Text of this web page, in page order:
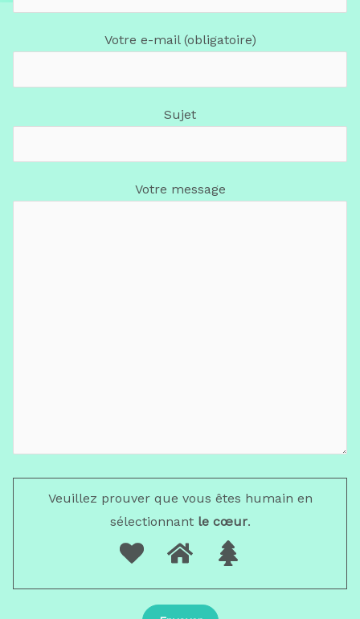
Votre e-mail (obligatoire)
Sujet
Votre message
Veuillez prouver que vous êtes humain en
sélectionnantle cœur.